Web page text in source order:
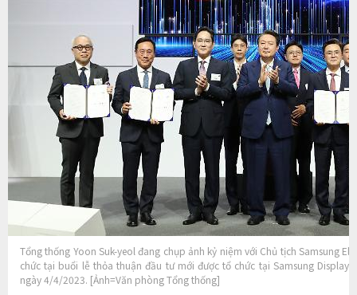
Tổng thống Yoon Suk-yeol đang chụp ảnh kỷ niệm với Chủ tịch Samsung
chức tại buổi lễ thỏa thuận đầu tư mới được tổ chức tại Samsung Display
ngày 4/4/2023. [Ảnh=Văn phòng Tổng thống]